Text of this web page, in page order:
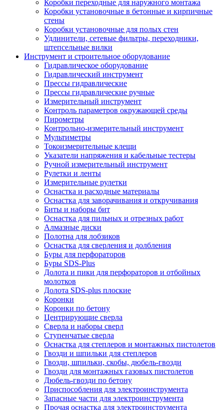
Коробки переходные для наружного монтажа
Коробки установочные в бетонные и кирпичные
стены
Коробки установочные для полых стен
Удлинители, сетевые фильтры, переходники,
штепсельные вилки
Инструмент и строительное оборудование
Гидравлическое оборудование
Гидравлический инструмент
Прессы гидравлические
Прессы гидравлические ручные
Измерительный инструмент
Контроль параметров окружающей среды
Пирометры
Контрольно-измерительный инструмент
Мультиметры
Токоизмерительные клещи
Указатели напряжения и кабельные тестеры
Ручной измерительный инструмент
Рулетки и ленты
Измерительные рулетки
Оснастка и расходные материалы
Оснастка для заворачивания и откручивания
Биты и наборы бит
Оснастка для пильных и отрезных работ
Алмазные диски
Полотна для лобзиков
Оснастка для сверления и долбления
Буры для перфораторов
Буры SDS-Plus
Долота и пики для перфораторов и отбойных
молотков
Долота SDS-plus плоские
Коронки
Коронки по бетону
Центрирующие сверла
Сверла и наборы сверл
Ступенчатые сверла
Оснастка для степлеров и монтажных пистолетов
Гвозди и шпильки для степлеров
Гвозди, шпильки, скобы, дюбель-гвозди
Гвозди для монтажных газовых пистолетов
Дюбель-гвозди по бетону
Приспособления для электроинструмента
Запасные части для электроинструмента
Прочая оснастка для электроинструмента